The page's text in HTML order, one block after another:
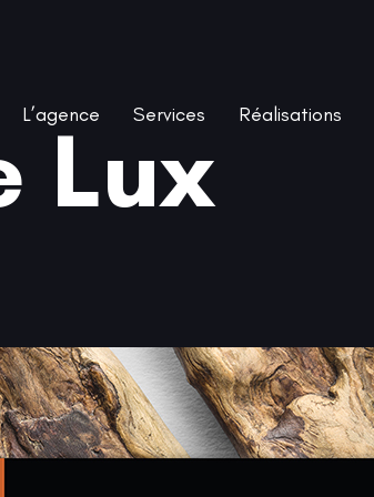
L’agence Services Réalisations
Lux